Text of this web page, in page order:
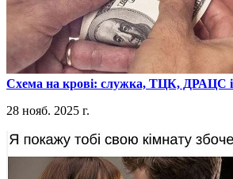
​Схема на крові: служка, ТЦК, ДРАЦС
28 нояб. 2025 г.